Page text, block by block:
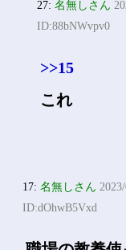
27:名無しさん
ID:88bNWvpv0
>>15
これ
17:名無しさん
ID:dOhwB5Vxd